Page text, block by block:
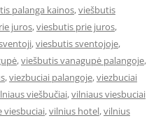
palanga kainos,viešbutis
juros,viesbutis prie juros,
,viesbutis sventojoje,
,viešbutis vanagupė palangoje,
,viezbuciai palangoje,viezbuciai
viešbučiai,vilniaus viesbuciai
viesbuciai,vilnius hotel,vilnius